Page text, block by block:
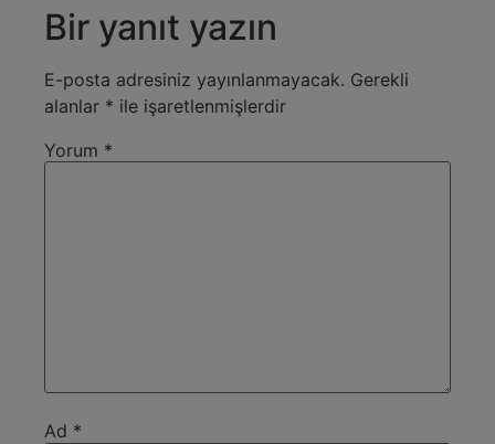
Bir yanıt yazın
E-posta adresiniz yayınlanmayacak. Gerekli
alanlar * ile işaretlenmişlerdir
Yorum *
Ad *